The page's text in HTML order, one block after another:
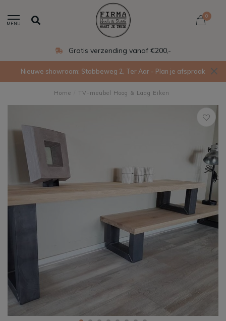
MENU
0
Eigen productie in Ede
Nieuwe showroom: Stobbeweg 2, Ter Aar - Plan je afspraak
Home TV-meubel Hoog & Laag Eiken